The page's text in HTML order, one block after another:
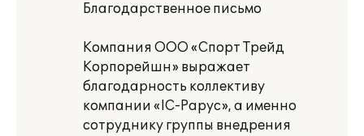
Благодарственное письмо
Компания ООО «Спорт Трейд
Корпорейшн» выражает
благодарность коллективу
компании «lC-Papyc», а именно
сотруднику группы внедрения